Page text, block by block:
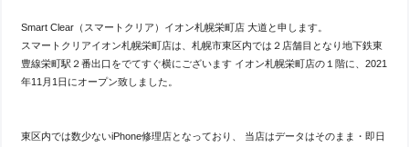
Smart Clear（スマートクリア）イオン札幌栄町店 大道と申します。
スマートクリアイオン札幌栄町店は、札幌市東区内では２店舗目となり地下鉄東
豊線栄町駅２番出口をでてすぐ横にございます イオン札幌栄町店の１階に、2021
年11月1日にオープン致しました。
東区内では数少ないiPhone修理店となっており、 当店はデータはそのまま・即日